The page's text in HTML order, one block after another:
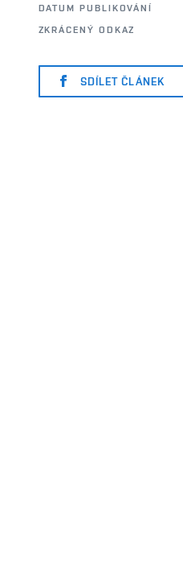
DATUM PUBLIKOVÁNÍ
ZKRÁCENÝ ODKAZ
SDÍLET ČLÁNEK